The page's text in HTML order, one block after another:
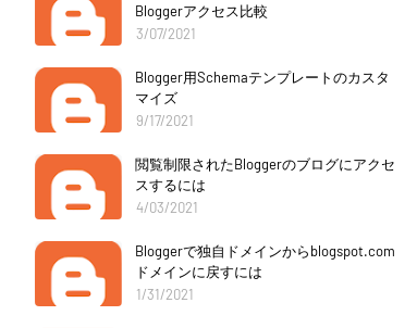
Bloggerアクセス比較
3/07/2021
Blogger用Schemaテンプレートのカスタ
マイズ
9/17/2021
閲覧制限されたBloggerのブログにアクセ
スするには
4/03/2021
Bloggerで独自ドメインからblogspot.com
ドメインに戻すには
1/31/2021